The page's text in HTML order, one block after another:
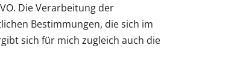
Die Verarbeitung der
Bestimmungen, die sich im
sich für mich zugleich auch die